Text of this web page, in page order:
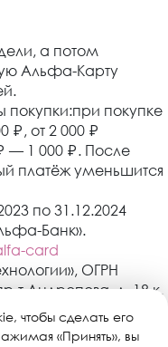
чтобы сделать его
«Принять», вы
а потом
Альфа-Карту
покупки:при покупке
₽ , от 2 000 ₽
— 1 000 ₽. После
платёж уменьшится
по 31.12.2024
Банк».
card
ОГРН
т Андропова, д. 18 к.
Банк»,
№ 1326 от 16